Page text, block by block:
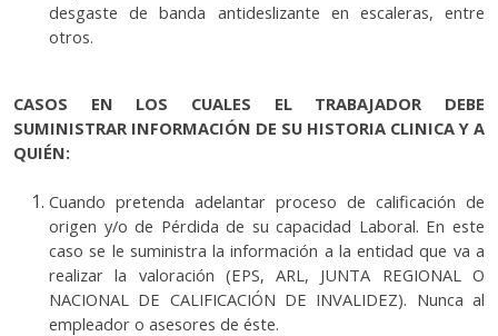
desgaste de banda antideslizante en escaleras, entre
otros.
CASOS EN LOS CUALES EL TRABAJADOR DEBE
SUMINISTRAR INFORMACIÓN DE SU HISTORIA CLINICA Y A
QUIÉN:
Cuando pretenda adelantar proceso de calificación de
origen y/o de Pérdida de su capacidad Laboral. En este
caso se le suministra la información a la entidad que va a
realizar la valoración (EPS, ARL, JUNTA REGIONAL O
NACIONAL DE CALIFICACIÓN DE INVALIDEZ). Nunca al
empleador o asesores de éste.